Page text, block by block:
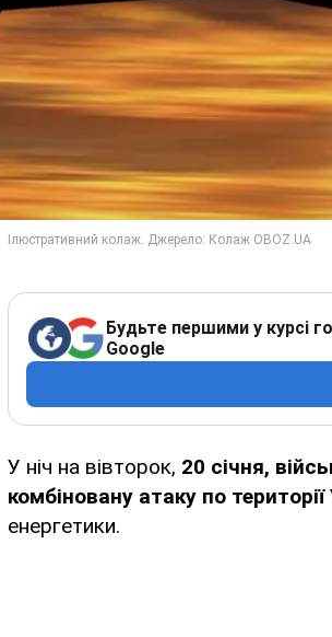
Будьте першими у курсі
Google
У ніч на вівторок, 20 січня,
комбіновану атаку по території
енергетики.